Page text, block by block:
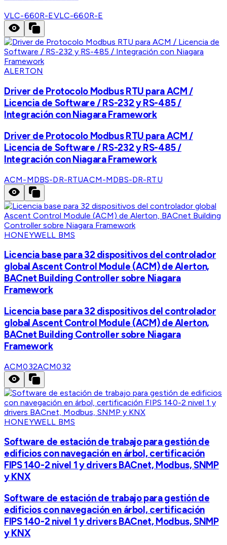
VLC-660R-EVLC-660R-E
ALERTON
Driver de Protocolo Modbus RTU para ACM /
Licencia de Software / RS-232 y RS-485 /
Integración con Niagara Framework
Driver de Protocolo Modbus RTU para ACM /
Licencia de Software / RS-232 y RS-485 /
Integración con Niagara Framework
ACM-MDBS-DR-RTUACM-MDBS-DR-RTU
HONEYWELL BMS
Licencia base para 32 dispositivos del controlador
global Ascent Control Module (ACM) de Alerton,
BACnet Building Controller sobre Niagara
Framework
Licencia base para 32 dispositivos del controlador
global Ascent Control Module (ACM) de Alerton,
BACnet Building Controller sobre Niagara
Framework
ACM032ACM032
HONEYWELL BMS
Software de estación de trabajo para gestión de
edificios con navegación en árbol, certificación
FIPS 140-2 nivel 1 y drivers BACnet, Modbus, SNMP
y KNX
Software de estación de trabajo para gestión de
edificios con navegación en árbol, certificación
FIPS 140-2 nivel 1 y drivers BACnet, Modbus, SNMP
y KNX